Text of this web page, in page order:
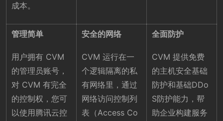
成本。
管理简单
用户拥有 CVM
的管理员账号，
对 CVM 有完全
的控制权，您可
以使用腾讯云控
安全的网络
CVM 运行在一
个逻辑隔离的私
有网络里，通过
网络访问控制列
表（Access Co
全面防护
CVM 提供免费
的主机安全基础
防护和基础DDo
S防护能力，帮
助企业构建服务